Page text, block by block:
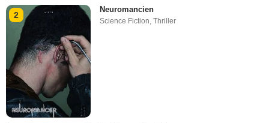
2
Neuromancien
Science Fiction,Thriller